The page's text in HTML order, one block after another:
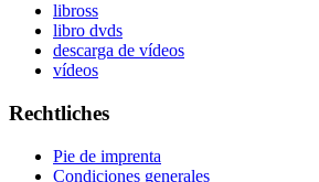
libross
libro dvds
descarga de vídeos
vídeos
Rechtliches
Pie de imprenta
Condiciones generales